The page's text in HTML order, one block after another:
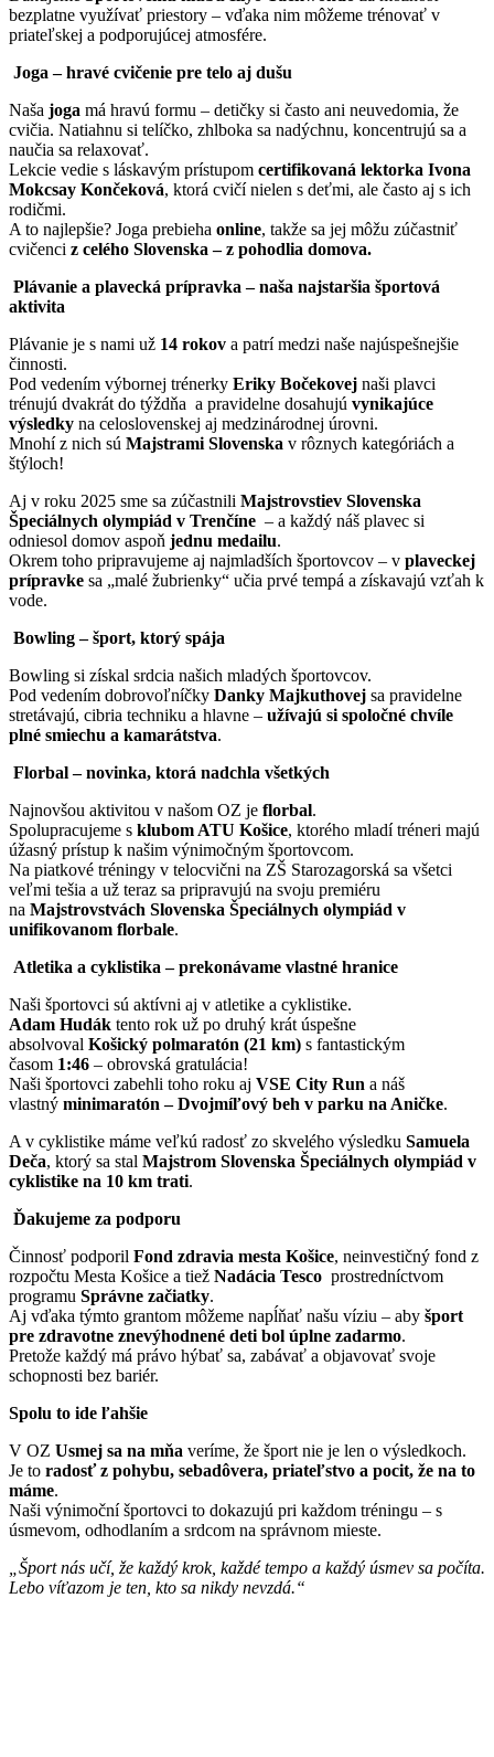
bezplatne využívať priestory – vďaka nim môžeme trénovať v
priateľskej a podporujúcej atmosfére.
Joga – hravé cvičenie pre telo aj dušu
Naša joga má hravú formu – detičky si často ani neuvedomia, že
cvičia. Natiahnu si telíčko, zhlboka sa nadýchnu, koncentrujú sa a
naučia sa relaxovať.
Lekcie vedie s láskavým prístupom certifikovaná lektorka Ivona
Mokcsay Končeková, ktorá cvičí nielen s deťmi, ale často aj s ich
rodičmi.
A to najlepšie? Joga prebieha online, takže sa jej môžu zúčastniť
cvičenci z celého Slovenska – z pohodlia domova.
Plávanie a plavecká prípravka – naša najstaršia športová
aktivita
Plávanie je s nami už 14 rokov a patrí medzi naše najúspešnejšie
činnosti.
Pod vedením výbornej trénerky Eriky Bočekovej naši plavci
trénujú dvakrát do týždňa a pravidelne dosahujú vynikajúce
výsledky na celoslovenskej aj medzinárodnej úrovni.
Mnohí z nich sú Majstrami Slovenska v rôznych kategóriách a
štýloch!
Aj v roku 2025 sme sa zúčastnili Majstrovstiev Slovenska
Špeciálnych olympiád v Trenčíne – a každý náš plavec si
odniesol domov aspoň jednu medailu.
Okrem toho pripravujeme aj najmladších športovcov – v plaveckej
prípravke sa „malé žubrienky“ učia prvé tempá a získavajú vzťah k
vode.
Bowling – šport, ktorý spája
Bowling si získal srdcia našich mladých športovcov.
Pod vedením dobrovoľníčky Danky Majkuthovej sa pravidelne
stretávajú, cibria techniku a hlavne – užívajú si spoločné chvíle
plné smiechu a kamarátstva.
Florbal – novinka, ktorá nadchla všetkých
Najnovšou aktivitou v našom OZ je florbal.
Spolupracujeme s klubom ATU Košice, ktorého mladí tréneri majú
úžasný prístup k našim výnimočným športovcom.
Na piatkové tréningy v telocvični na ZŠ Starozagorská sa všetci
veľmi tešia a už teraz sa pripravujú na svoju premiéru
na Majstrovstvách Slovenska Špeciálnych olympiád v
unifikovanom florbale.
Atletika a cyklistika – prekonávame vlastné hranice
Naši športovci sú aktívni aj v atletike a cyklistike.
Adam Hudák tento rok už po druhý krát úspešne
absolvoval Košický polmaratón (21 km) s fantastickým
časom 1:46 – obrovská gratulácia!
Naši športovci zabehli toho roku aj VSE City Run a náš
vlastný minimaratón – Dvojmíľový beh v parku na Aničke.
A v cyklistike máme veľkú radosť zo skvelého výsledku Samuela
Deča, ktorý sa stal Majstrom Slovenska Špeciálnych olympiád v
cyklistike na 10 km trati.
Ďakujeme za podporu
Činnosť podporil Fond zdravia mesta Košice, neinvestičný fond z
rozpočtu Mesta Košice a tiež Nadácia Tesco prostredníctvom
programu Správne začiatky.
Aj vďaka týmto grantom môžeme napĺňať našu víziu – aby šport
pre zdravotne znevýhodnené deti bol úplne zadarmo.
Pretože každý má právo hýbať sa, zabávať a objavovať svoje
schopnosti bez bariér.
Spolu to ide ľahšie
V OZ Usmej sa na mňa veríme, že šport nie je len o výsledkoch.
Je to radosť z pohybu, sebadôvera, priateľstvo a pocit, že na to
máme.
Naši výnimoční športovci to dokazujú pri každom tréningu – s
úsmevom, odhodlaním a srdcom na správnom mieste.
„Šport nás učí, že každý krok, každé tempo a každý úsmev sa počíta.
Lebo víťazom je ten, kto sa nikdy nevzdá.“